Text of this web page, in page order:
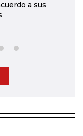
a sus